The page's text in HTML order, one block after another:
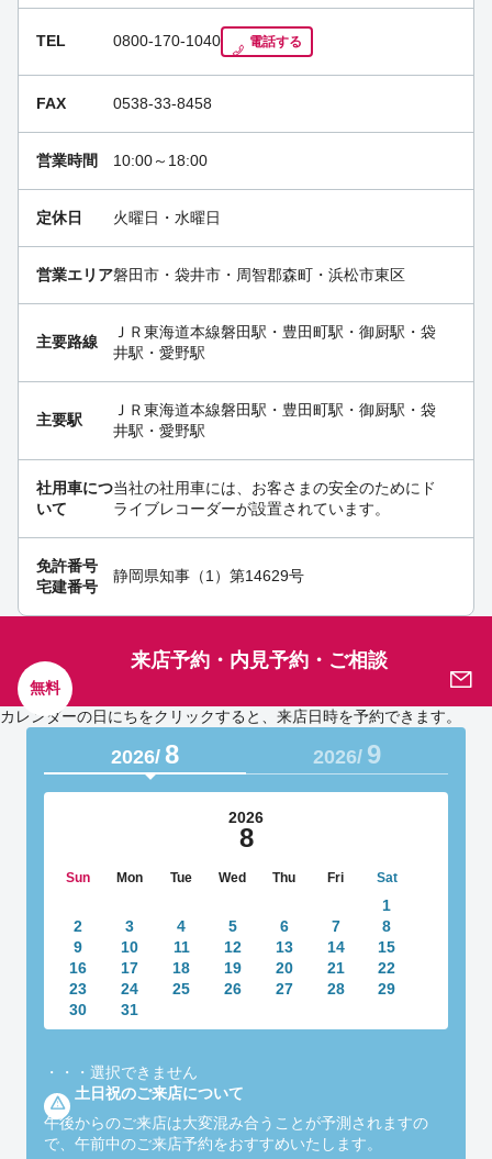
TEL 0800-170-1040 電話する
FAX 0538-33-8458
営業時間 10:00～18:00
定休日 火曜日・水曜日
営業エリア磐田市・袋井市・周智郡森町・浜松市東区
主要路線
ＪＲ東海道本線磐田駅・豊田町駅・御厨駅・袋
井駅・愛野駅
主要駅
ＪＲ東海道本線磐田駅・豊田町駅・御厨駅・袋
井駅・愛野駅
社用車につ
いて
当社の社用車には、お客さまの安全のためにド
ライブレコーダーが設置されています。
免許番号
宅建番号
静岡県知事（1）第14629号
無料
来店予約・内見予約・ご相談
カレンダーの日にちをクリックすると、来店日時を予約できます。
2026/ 8 2026/ 9
2026
8
Sun Mon Tue Wed Thu Fri Sat
1
2
3 4 5 6 7
8
9
10 11 12 13 14
15
16
17 18 19 20 21
22
23
24 25 26 27 28
29
30
31
・・・ 選択できません
土日祝のご来店について
午後からのご来店は大変混み合うことが予測されますの
で、午前中のご来店予約をおすすめいたします。